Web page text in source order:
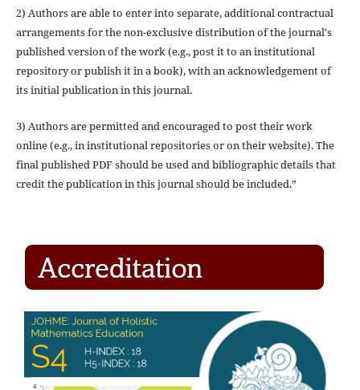
2) Authors are able to enter into separate, additional contractual
arrangements for the non-exclusive distribution of the journal's
published version of the work (e.g., post it to an institutional
repository or publish it in a book), with an acknowledgement of
its initial publication in this journal.
3) Authors are permitted and encouraged to post their work
online (e.g., in institutional repositories or on their website). The
final published PDF should be used and bibliographic details that
credit the publication in this journal should be included.”